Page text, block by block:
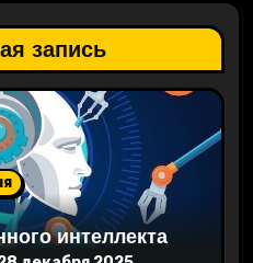
запись
интеллекта